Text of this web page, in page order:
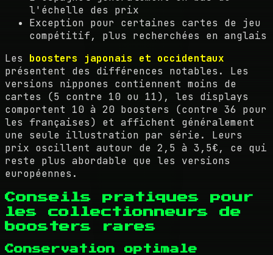
l'échelle des prix
Exception pour certaines cartes de jeu
compétitif, plus recherchées en anglais
Les boosters japonais et occidentaux
présentent des différences notables. Les
versions nippones contiennent moins de
cartes (5 contre 10 ou 11), les displays
comportent 10 à 20 boosters (contre 36 pour
les françaises) et affichent généralement
une seule illustration par série. Leurs
prix oscillent autour de 2,5 à 3,5€, ce qui
reste plus abordable que les versions
européennes.
Conseils pratiques pour
les collectionneurs de
boosters rares
Conservation optimale